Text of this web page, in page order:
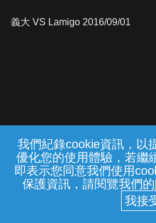
我們紀錄cookie資訊，以
優化您的使用體驗，若繼
即表示您同意我們使用
保護資訊，請閱覽我們的
義大 VS Lamigo 2016/09/01
常見問題 線上客服
中華電信股份有限公司
(統一編號：